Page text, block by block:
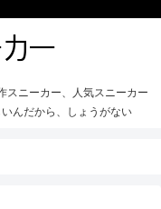
スニーカー、人気スニーカー
んだから、しょうがない